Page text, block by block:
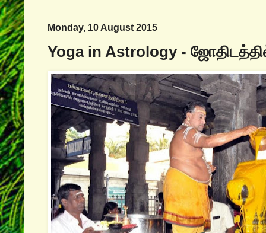
Monday, 10 August 2015
Yoga in Astrology -